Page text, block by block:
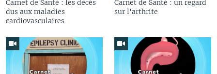
Carnet de Santé : les décès
dus aux maladies
cardiovasculaires
Carnet de Santé : un regard
sur l'arthrite